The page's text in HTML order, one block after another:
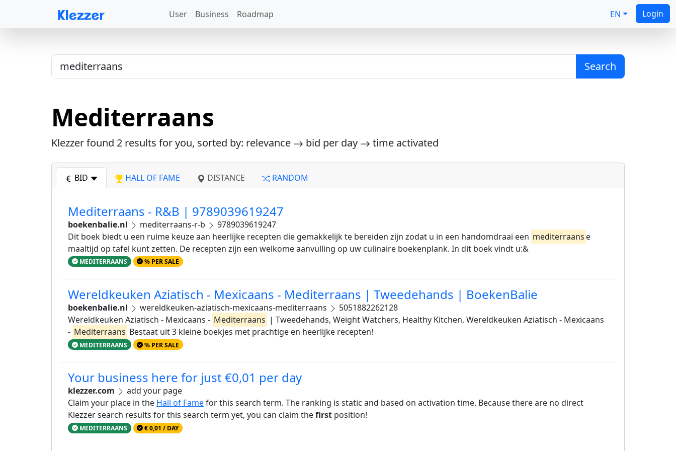
User Business Roadmap EN Login
Search
Mediterraans
Klezzer found 2 results for you, sorted by: relevance bid per day time activated
BID HALL OF FAME DISTANCE RANDOM
Mediterraans - R&B | 9789039619247
boekenbalie.nl mediterraans-r-b
9789039619247
Dit boek biedt u een ruime keuze aan heerlijke recepten die gemakkelijk te bereiden zijn zodat u in een handomdraai een mediterraans e
maaltijd op tafel kunt zetten. De recepten zijn een welkome aanvulling op uw culinaire boekenplank. In dit boek vindt u:&
MEDITERRAANS % PER SALE
Wereldkeuken Aziatisch - Mexicaans - Mediterraans | Tweedehands | BoekenBalie
boekenbalie.nl wereldkeuken-aziatisch-mexicaans-mediterraans
5051882262128
Wereldkeuken Aziatisch - Mexicaans - Mediterraans | Tweedehands, Weight Watchers, Healthy Kitchen, Wereldkeuken Aziatisch - Mexicaans
- Mediterraans Bestaat uit 3 kleine boekjes met prachtige en heerlijke recepten!
MEDITERRAANS % PER SALE
Your business here for just €0,01 per day
klezzer.com
add your page
Claim your place in the Hall of Famefor this search term. The ranking is static and based on activation time. Because there are no direct
Klezzer search results for this search term yet, you can claim thefirst position!
MEDITERRAANS € 0,01 / DAY